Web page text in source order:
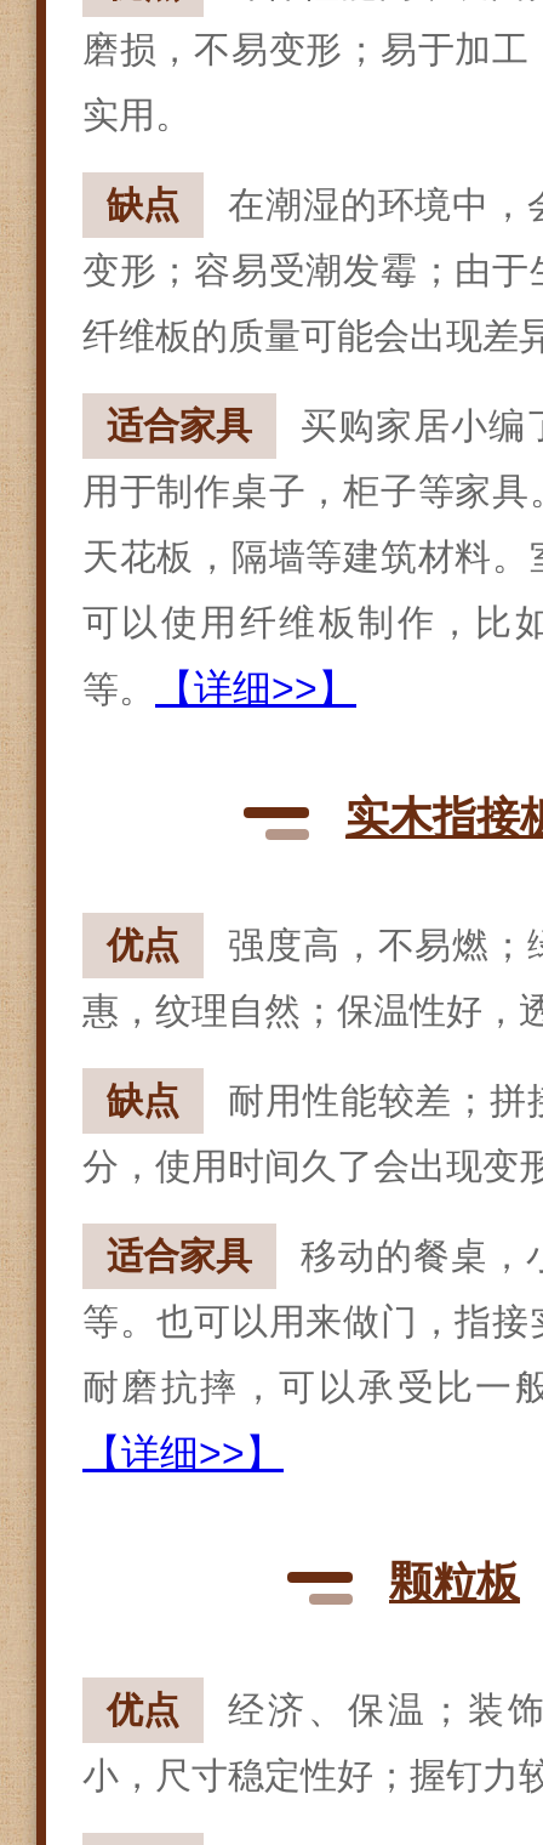
磨损，不易变形；易于加
实用。
缺点
在潮湿的环境中，
变形；容易受潮发霉；由
纤维板的质量可能会出现差
适合家具
买购家居小编
用于制作桌子，柜子等家
天花板，隔墙等建筑材料
可以使用纤维板制作，比
等。
【详细>>】
实木指接
优点
强度高，不易燃；
惠，纹理自然；保温性好，
缺点
耐用性能较差；拼
分，使用时间久了会出现变
适合家具
移动的餐桌，
等。也可以用来做门，指
耐磨抗摔，可以承受比一
【详细>>】
颗粒板
优点
经济、保温；装
小，尺寸稳定性好；握钉力